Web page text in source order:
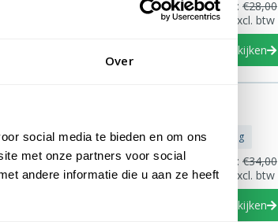
Over
social media te bieden en om ons
met onze partners voor social
andere informatie die u aan ze heeft
Adviesprijs: €28,00
€25,00
excl. btw
Bekijken
Levensduur
15% korting
Adviesprijs: €34,00
€29,00
excl. btw
Bekijken